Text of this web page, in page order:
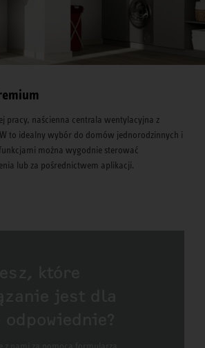
pracy, naścienna centrala wentylacyjna z
W to idealny wybór do domów jednorodzinnych i
można wygodnie sterować
lub za pośrednictwem aplikacji.